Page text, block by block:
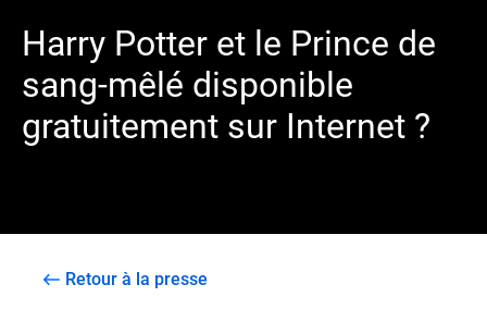
Harry Potter et le Prince de
sang-mêlé disponible
gratuitement sur Internet ?
Retour à la presse